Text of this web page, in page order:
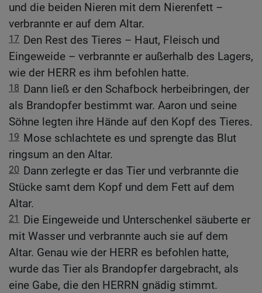
und die beiden Nieren mit dem Nierenfett –
verbrannte er auf dem Altar.
17 Den Rest des Tieres – Haut, Fleisch und
Eingeweide – verbrannte er außerhalb des Lagers,
wie der HERR es ihm befohlen hatte.
18 Dann ließ er den Schafbock herbeibringen, der
als Brandopfer bestimmt war. Aaron und seine
Söhne legten ihre Hände auf den Kopf des Tieres.
19 Mose schlachtete es und sprengte das Blut
ringsum an den Altar.
20 Dann zerlegte er das Tier und verbrannte die
Stücke samt dem Kopf und dem Fett auf dem
Altar.
21
Die Eingeweide und Unterschenkel säuberte er
mit Wasser und verbrannte auch sie auf dem
Altar. Genau wie der HERR es befohlen hatte,
wurde das Tier als Brandopfer dargebracht, als
eine Gabe, die den HERRN gnädig stimmt.